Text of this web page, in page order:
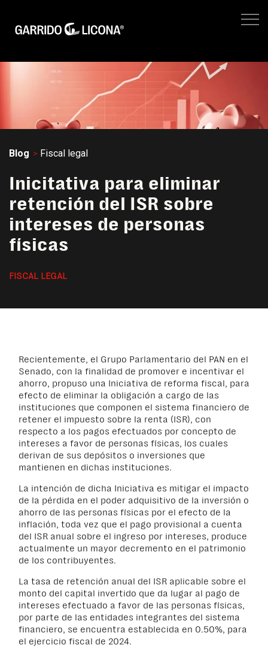
FISCAL LEGAL
No hay
Blog Fiscal legal
Inicitativa para eliminar
retención del ISR sobre
intereses de personas
físicas
FISCAL LEGAL
Recientemente, el Grupo Parlamentario del PAN en el
Senado, con la finalidad de promover e incentivar el
ahorro, propuso una Iniciativa de reforma fiscal, para
efecto de eliminar la obligación a cargo de las
instituciones que componen el sistema financiero de
retener el impuesto sobre la renta (ISR), con
respecto a los pagos efectuados por concepto de
intereses a favor de personas físicas, los cuales
derivan de sus depósitos o inversiones que
mantienen en dichas instituciones.
La intención de dicha Iniciativa es mitigar el impacto
de la pérdida en el poder adquisitivo de la inversión o
ahorro de las personas físicas por el efecto de la
inflación, toda vez que el pago provisional a cuenta
del ISR anual sobre el ingreso por intereses, produce
actualmente un mayor decremento en el patrimonio
de los contribuyentes.
La tasa de retención anual del ISR aplicable sobre el
monto del capital invertido que da lugar al pago de
intereses efectuado a favor de las personas físicas,
por parte de las entidades integrantes del sistema
financiero, se encuentra establecida en 0.50%, para
el ejercicio fiscal de 2024.